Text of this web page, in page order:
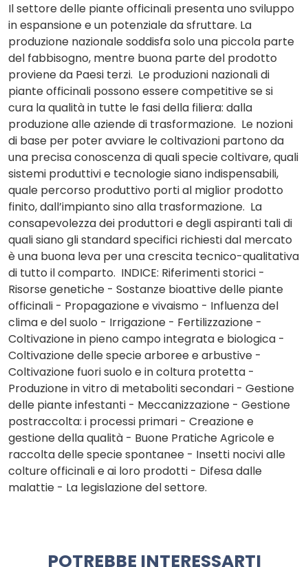
Il settore delle piante officinali presenta uno sviluppo
in espansione e un potenziale da sfruttare. La
produzione nazionale soddisfa solo una piccola parte
del fabbisogno, mentre buona parte del prodotto
proviene da Paesi terzi. Le produzioni nazionali di
piante officinali possono essere competitive se si
cura la qualità in tutte le fasi della filiera: dalla
produzione alle aziende di trasformazione. Le nozioni
di base per poter avviare le coltivazioni partono da
una precisa conoscenza di quali specie coltivare, quali
sistemi produttivi e tecnologie siano indispensabili,
quale percorso produttivo porti al miglior prodotto
finito, dall’impianto sino alla trasformazione. La
consapevolezza dei produttori e degli aspiranti tali di
quali siano gli standard specifici richiesti dal mercato
è una buona leva per una crescita tecnico-qualitativa
di tutto il comparto. INDICE: Riferimenti storici -
Risorse genetiche - Sostanze bioattive delle piante
officinali - Propagazione e vivaismo - Influenza del
clima e del suolo - Irrigazione - Fertilizzazione -
Coltivazione in pieno campo integrata e biologica -
Coltivazione delle specie arboree e arbustive -
Coltivazione fuori suolo e in coltura protetta -
Produzione in vitro di metaboliti secondari - Gestione
delle piante infestanti - Meccanizzazione - Gestione
postraccolta: i processi primari - Creazione e
gestione della qualità - Buone Pratiche Agricole e
raccolta delle specie spontanee - Insetti nocivi alle
colture officinali e ai loro prodotti - Difesa dalle
malattie - La legislazione del settore.
POTREBBE INTERESSARTI